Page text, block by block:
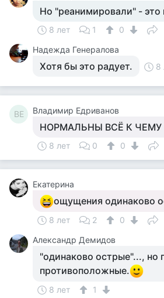
Но "реанимировали" - это
8 лет 1
0
Надежда Генералова
Хотя бы это радует. 8
ВЕ Владимир Едриванов
НОРМАЛЬНЫ ВСЁ К
8 лет 0 0
Екатерина
ощущения одинаково
8 лет 2
0
Александр Демидов
"одинаково острые"..., но
противоположные.
8 лет
1